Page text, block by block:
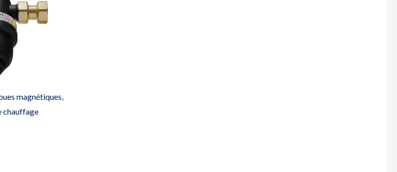
magnétiques,
chauffage